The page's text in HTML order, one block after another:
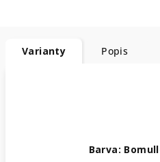
Varianty Popis
Barva: